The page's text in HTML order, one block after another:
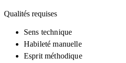
Qualités requises
Sens technique
Habileté manuelle
Esprit méthodique